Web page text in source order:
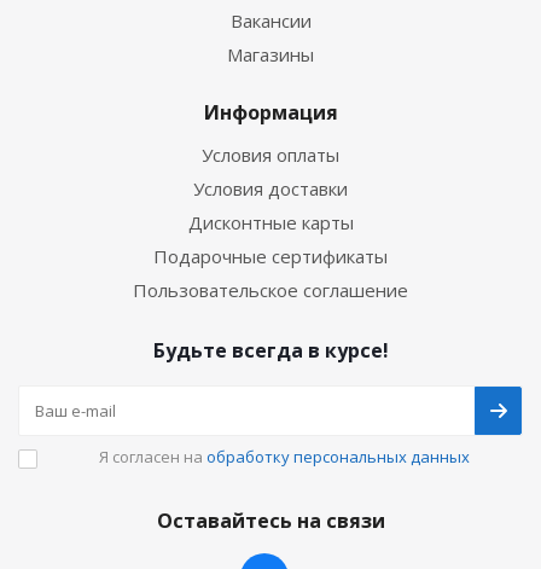
Вакансии
Магазины
Информация
Условия оплаты
Условия доставки
Дисконтные карты
Подарочные сертификаты
Пользовательское соглашение
Будьте всегда в курсе!
Я согласен на обработку персональных данных
Оставайтесь на связи